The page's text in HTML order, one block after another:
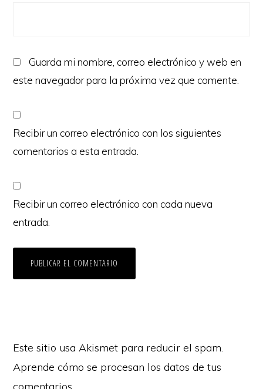
Guarda mi nombre, correo electrónico y web en
este navegador para la próxima vez que comente.
Recibir un correo electrónico con los siguientes
comentarios a esta entrada.
Recibir un correo electrónico con cada nueva
entrada.
Este sitio usa Akismet para reducir el spam.
Aprende cómo se procesan los datos de tus